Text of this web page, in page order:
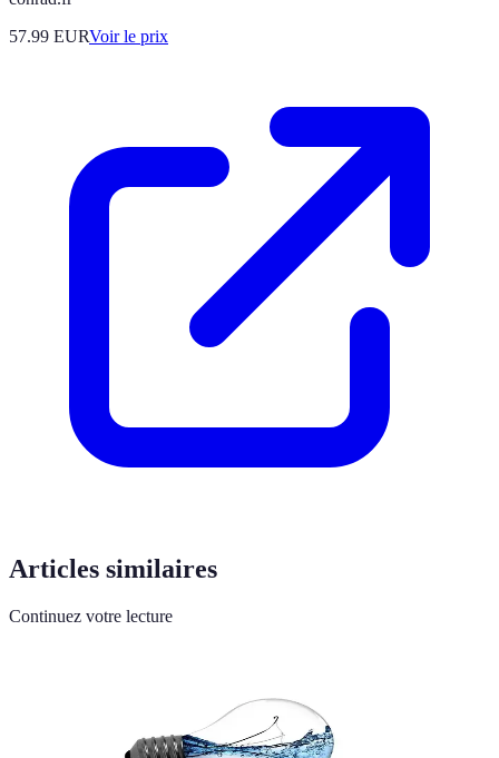
57.99 EURVoir le prix
Articles similaires
Continuez votre lecture